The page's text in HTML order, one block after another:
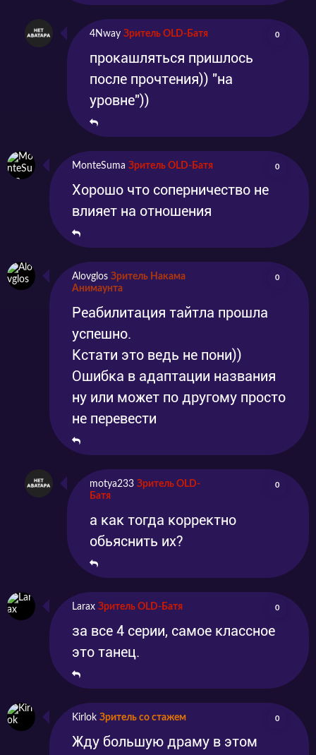
4Nway Зритель OLD-Батя 0
прокашляться пришлось
после прочтения)) "на
уровне"))
MonteSuma Зритель OLD-Батя 0
Хорошо что соперничество не
влияет на отношения
Alovglos Зритель Накама
Анимаунта
0
Реабилитация тайтла прошла
успешно.
Кстати это ведь не пони))
Ошибка в адаптации названия
ну или может по другому просто
не перевести
motya233 Зритель OLD-
Батя
0
а как тогда корректно
обьяснить их?
Larax Зритель OLD-Батя 0
за все 4 серии, самое классное
это танец.
Kirlok Зритель со стажем 0
Жду большую драму в этом